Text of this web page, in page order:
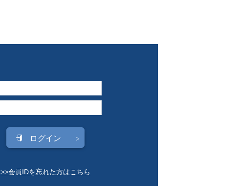
>>会員IDを忘れた方はこちら